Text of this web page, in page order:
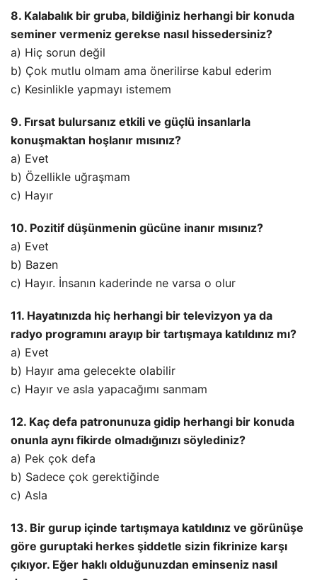
8. Kalabalık bir gruba, bildiğiniz herhangi bir konuda
seminer vermeniz gerekse nasıl hissedersiniz?
a) Hiç sorun değil
b) Çok mutlu olmam ama önerilirse kabul ederim
c) Kesinlikle yapmayı istemem
9. Fırsat bulursanız etkili ve güçlü insanlarla
konuşmaktan hoşlanır mısınız?
a) Evet
b) Özellikle uğraşmam
c) Hayır
10. Pozitif düşünmenin gücüne inanır mısınız?
a) Evet
b) Bazen
c) Hayır. İnsanın kaderinde ne varsa o olur
11. Hayatınızda hiç herhangi bir televizyon ya da
radyo programını arayıp bir tartışmaya katıldınız mı?
a) Evet
b) Hayır ama gelecekte olabilir
c) Hayır ve asla yapacağımı sanmam
12. Kaç defa patronunuza gidip herhangi bir konuda
onunla aynı fikirde olmadığınızı söylediniz?
a) Pek çok defa
b) Sadece çok gerektiğinde
c) Asla
13. Bir gurup içinde tartışmaya katıldınız ve görünüşe
göre guruptaki herkes şiddetle sizin fikrinize karşı
çıkıyor. Eğer haklı olduğunuzdan eminseniz nasıl